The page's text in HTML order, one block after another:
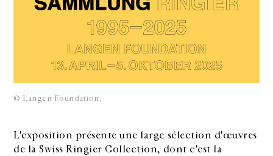
© Langen Foundation.
L'exposition présente une large sélection d'œuvres
de la Swiss Ringier Collection, dont c'est la